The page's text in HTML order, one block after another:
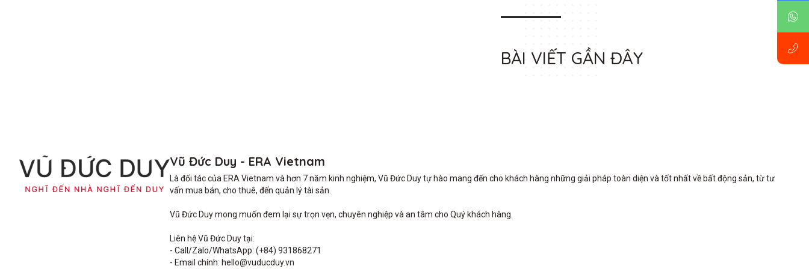
BÀI VIẾT GẦN ĐÂY
Vũ Đức Duy - ERA Vietnam
Là đối tác của ERA Vietnam và hơn 7 năm kinh nghiệm, Vũ Đức Duy tự hào mang đến cho khách hàng những giải pháp toàn diện và tốt nhất về bất động sản, từ tư
vấn mua bán, cho thuê, đến quản lý tài sản.
Vũ Đức Duy mong muốn đem lại sự trọn vẹn, chuyên nghiệp và an tâm cho Quý khách hàng.
Liên hệ Vũ Đức Duy tại:
- Call/Zalo/WhatsApp: (+84) 931868271
- Email chính: hello@vuducduy.vn